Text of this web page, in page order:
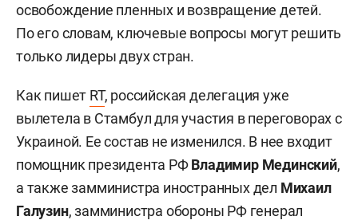
освобождение пленных и возвращение детей.
По его словам, ключевые вопросы могут решить
только лидеры двух стран.
Как пишет RT, российская делегация уже
вылетела в Стамбул для участия в переговорах с
Украиной. Ее состав не изменился. В нее входит
помощник президента РФВладимир Мединский,
а также замминистра иностранных дел Михаил
Галузин, замминистра обороны РФ генерал